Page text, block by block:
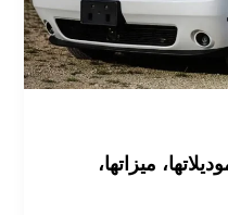
ميزاتها،